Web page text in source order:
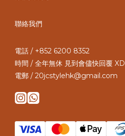
聯絡我們
電話 / +852 6200 8352
時間 / 全年無休 見到會儘快回覆 XD
電郵 / 20jcstylehk@gmail.com